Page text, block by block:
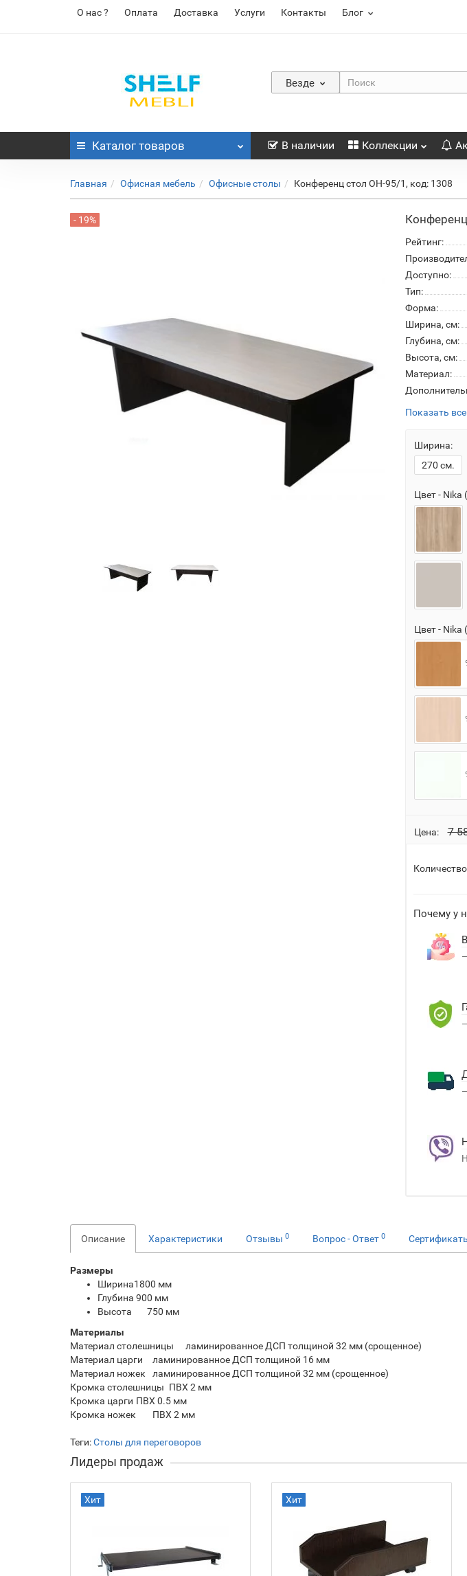
О нас ? Оплата Доставка Услуги Контакты Блог
Везде
Каталог товаров В наличии Коллекции
Главная Офисная мебель Офисные столы Конференц стол ОН-95/1, код: 1308
- 19%
Рейтинг:
Доступно:
Тип:
Форма:
Ширина, см:
Глубина, см:
Высота, см:
Материал:
Показать
Ширина:
270 см.
Цвет - Nika
Цвет - Nika
Цена: 7
Почему у
Описание Характеристики Отзывы 0 Вопрос - Ответ 0
Размеры
Ширина1800 мм
Глубина 900 мм
Высота
750 мм
Материалы
Материал столешницы
ламинированное ДСП толщиной 32 мм (срощенное)
Материал царги
ламинированное ДСП толщиной 16 мм
Материал ножек
ламинированное ДСП толщиной 32 мм (срощенное)
Кромка столешницы ПВХ 2 мм
Кромка царги ПВХ 0.5 мм
Кромка ножек
ПВХ 2 мм
Теги:Столы для переговоров
Лидеры продаж
Хит Хит